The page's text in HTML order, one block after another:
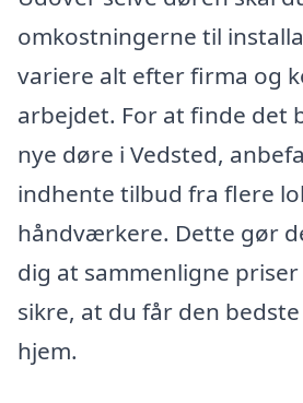
omkostningerne til
variere alt efter firma og
arbejdet. For at finde det
nye døre i Vedsted,
indhente tilbud fra flere
håndværkere. Dette gør
dig at sammenligne
sikre, at du får den
hjem.